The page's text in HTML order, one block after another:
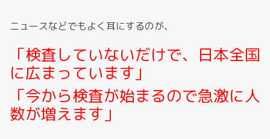
ニュースなどでもよく耳にするのが、
「検査していないだけで、日本全国
に広まっています｣
「今から検査が始まるので急激に人
数が増えます」